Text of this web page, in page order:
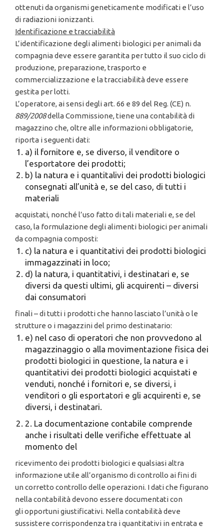
ottenuti da organismi geneticamente modificati e l’uso
di radiazioni ionizzanti.
Identificazione e tracciabilità
L’identificazione degli alimenti biologici per animali da
compagnia deve essere garantita per tutto il suo ciclo di
produzione, preparazione, trasporto e
commercializzazione e la tracciabilità deve essere
gestita per lotti.
L’operatore, ai sensi degli art. 66 e 89 del Reg. (CE) n.
889/2008della Commissione, tiene una contabilità di
magazzino che, oltre alle informazioni obbligatorie,
riporta i seguenti dati:
a) il fornitore e, se diverso, il venditore o
l’esportatore dei prodotti;
b) la natura e i quantitalivi dei prodotti biologici
consegnati all’unità e, se del caso, di tutti i
materiali
acquistati, nonché l’uso fatto di tali materiali e, se del
caso, la formulazione degli alimenti biologici per animali
da compagnia composti:
c) la natura e i quantitativi dei prodotti biologici
immagazzinati in loco;
d) la natura, i quantitativi, i destinatari e, se
diversi da questi ultimi, gli acquirenti – diversi
dai consumatori
finali – di tutti i prodotti che hanno lasciato l’unità o le
strutture o i magazzini del primo destinatario:
e) nel caso di operatori che non provvedono al
magazzinaggio o alla movimentazione fisica dei
prodotti biologici in questione, la natura e i
quantitativi dei prodotti biologici acquistati e
venduti, nonché i fornitori e, se diversi, i
venditori o gli esportatori e gli acquirenti e, se
diversi, i destinatari.
2. La documentazione contabile comprende
anche i risultati delle verifiche effettuate al
momento del
ricevimento dei prodotti biologici e qualsiasi altra
informazione utile all’organismo di controllo ai fini di
un corretto controllo delle operazioni. I dati che figurano
nella contabilità devono essere documentati con
gli opportuni giustificativi. Nella contabilità deve
sussistere corrispondenza tra i quantitativi in entrata e